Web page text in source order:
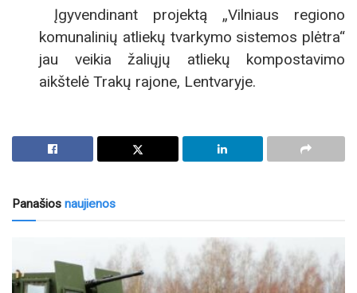
Įgyvendinant projektą „Vilniaus regiono
komunalinių atliekų tvarkymo sistemos plėtra“
jau veikia žaliųjų atliekų kompostavimo
aikštelė Trakų rajone, Lentvaryje.
Panašios naujienos